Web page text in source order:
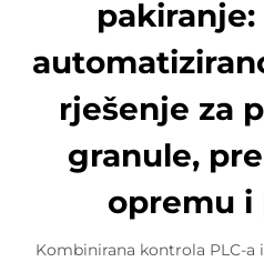
rješenje za
granule,
opremu i
Kombinirana kontrola PLC-a